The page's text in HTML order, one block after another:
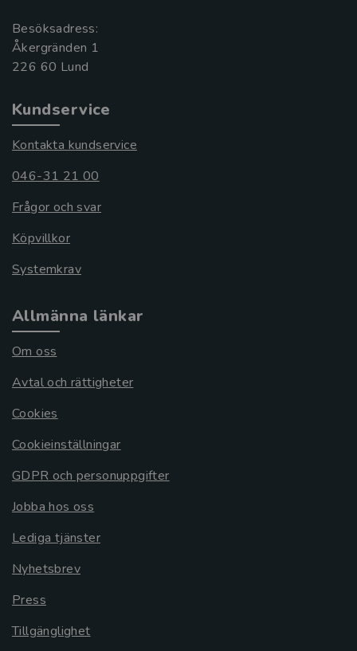
Besöksadress:
Åkergränden 1
Kundservice
Kontakta kundservice
046-31 21 00
Frågor och svar
Köpvillkor
Systemkrav
Allmänna länkar
Om oss
Avtal och rättigheter
Cookies
Cookieinställningar
GDPR och personuppgifter
Jobba hos oss
Lediga tjänster
Nyhetsbrev
Press
Tillgänglighet